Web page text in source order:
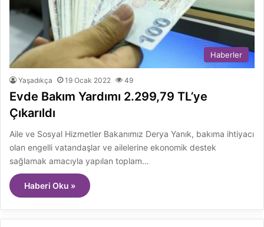
Haberler
Yaşadıkça 19 Ocak 2022 49
Evde Bakım Yardımı 2.299,79 TL’ye
Çıkarıldı
Aile ve Sosyal Hizmetler Bakanımız Derya Yanık, bakıma ihtiyacı
olan engelli vatandaşlar ve ailelerine ekonomik destek
sağlamak amacıyla yapılan toplam…
Haberi Oku »